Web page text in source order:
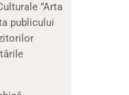
”Arta
publicului